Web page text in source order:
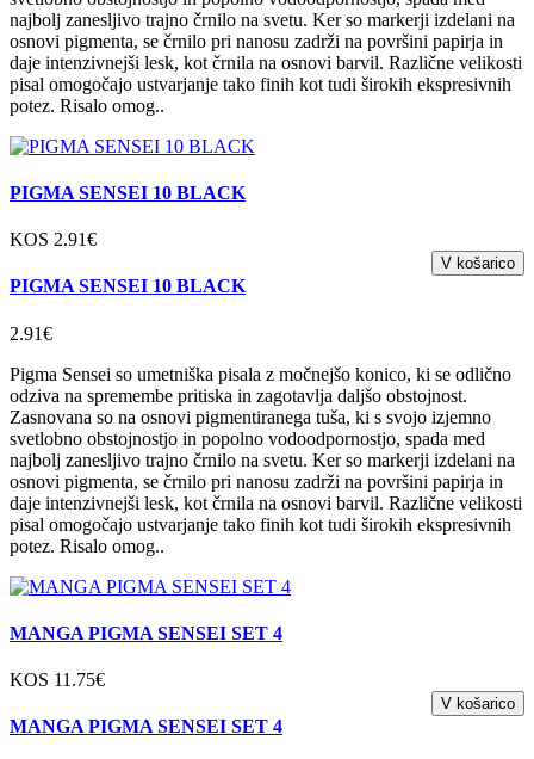
najbolj zanesljivo trajno črnilo na svetu. Ker so markerji izdelani na
osnovi pigmenta, se črnilo pri nanosu zadrži na površini papirja in
daje intenzivnejši lesk, kot črnila na osnovi barvil. Različne velikosti
pisal omogočajo ustvarjanje tako finih kot tudi širokih ekspresivnih
potez. Risalo omog..
PIGMA SENSEI 10 BLACK
KOS 2.91€
PIGMA SENSEI 10 BLACK
2.91€
Pigma Sensei so umetniška pisala z močnejšo konico, ki se odlično
odziva na spremembe pritiska in zagotavlja daljšo obstojnost.
Zasnovana so na osnovi pigmentiranega tuša, ki s svojo izjemno
svetlobno obstojnostjo in popolno vodoodpornostjo, spada med
najbolj zanesljivo trajno črnilo na svetu. Ker so markerji izdelani na
osnovi pigmenta, se črnilo pri nanosu zadrži na površini papirja in
daje intenzivnejši lesk, kot črnila na osnovi barvil. Različne velikosti
pisal omogočajo ustvarjanje tako finih kot tudi širokih ekspresivnih
potez. Risalo omog..
MANGA PIGMA SENSEI SET 4
KOS 11.75€
MANGA PIGMA SENSEI SET 4